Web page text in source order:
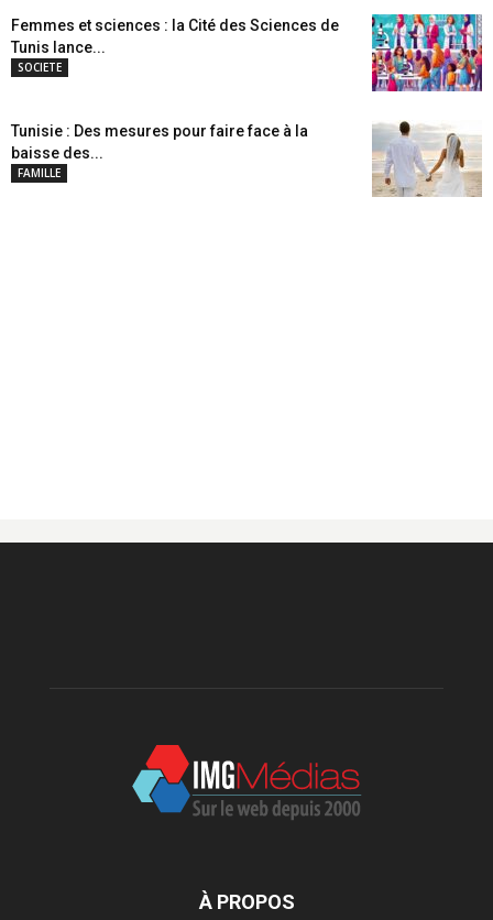
Femmes et sciences : la Cité des Sciences de
Tunis lance...
SOCIETE
Tunisie : Des mesures pour faire face à la
baisse des...
FAMILLE
À PROPOS